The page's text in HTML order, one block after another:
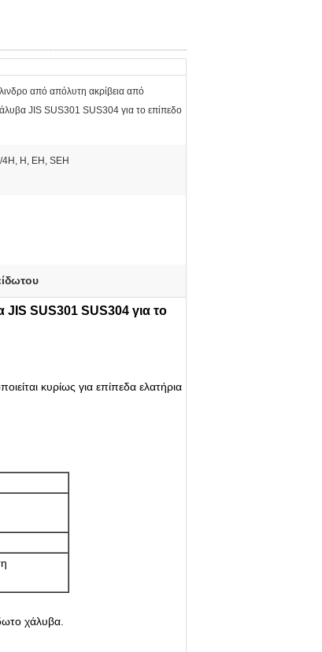
από απόλυτη ακρίβεια από
JIS SUS301 SUS304 για το επίπεδο
H, EH, SEH
SUS301 SUS304 για το
κυρίως για επίπεδα ελατήρια
χάλυβα.